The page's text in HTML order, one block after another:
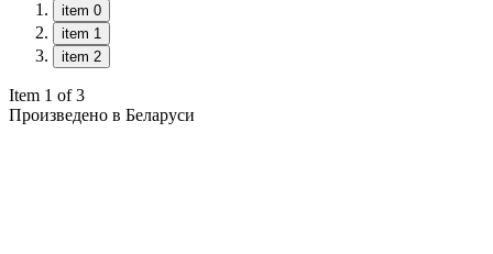
item 0
item 1
item 2
Item 1 of 3
Произведено в Беларуси